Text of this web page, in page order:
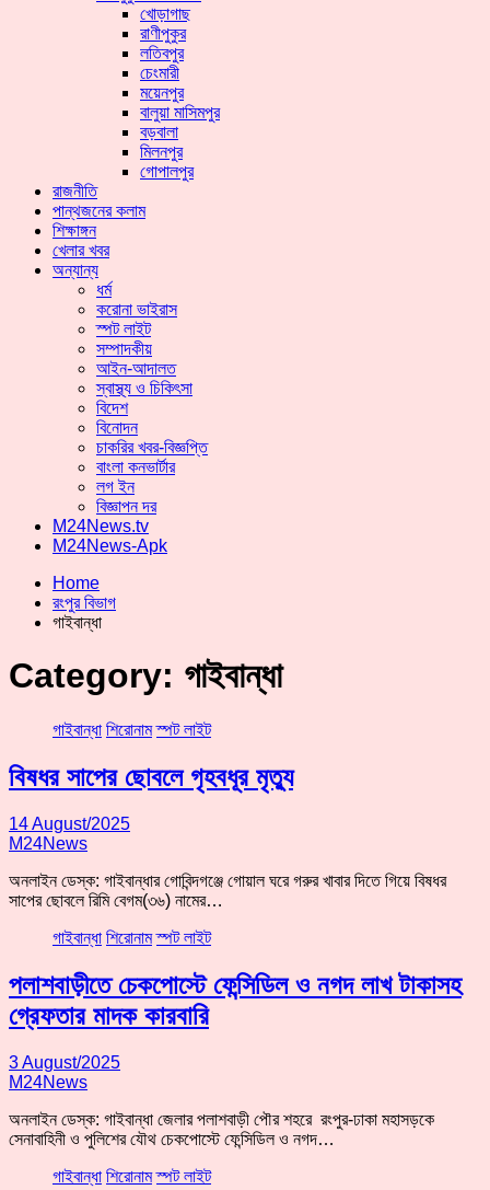
খোড়াগাছ
রাণীপুকুর
লতিবপুর
চেংমারী
ময়েনপুর
বালুয়া মাসিমপুর
বড়বালা
মিলনপুর
গোপালপুর
রাজনীতি
পান্থজনের কলাম
শিক্ষাঙ্গন
খেলার খবর
অন্যান্য
ধর্ম
করোনা ভাইরাস
স্পট লাইট
সম্পাদকীয়
আইন-আদালত
স্বাস্থ্য ও চিকিৎসা
বিদেশ
বিনোদন
চাকরির খবর-বিজ্ঞপ্তি
বাংলা কনভার্টার
লগ ইন
বিজ্ঞাপন দর
M24News.tv
M24News-Apk
Home
রংপুর বিভাগ
গাইবান্ধা
Category: গাইবান্ধা
গাইবান্ধা শিরোনাম স্পট লাইট
বিষধর সাপের ছোবলে গৃহবধূর মৃত্যু
14 August/2025
M24News
অনলাইন ডেস্ক: গাইবান্ধার গোবিন্দগঞ্জে গোয়াল ঘরে গরুর খাবার দিতে গিয়ে বিষধর
সাপের ছোবলে রিমি বেগম(৩৬) নামের…
গাইবান্ধা শিরোনাম স্পট লাইট
পলাশবাড়ীতে চেকপোস্টে ফেন্সিডিল ও নগদ লাখ টাকাসহ
গ্রেফতার মাদক কারবারি
3 August/2025
M24News
অনলাইন ডেস্ক: গাইবান্ধা জেলার পলাশবাড়ী পৌর শহরে রংপুর-ঢাকা মহাসড়কে
সেনাবাহিনী ও পুলিশের যৌথ চেকপোস্টে ফেন্সিডিল ও নগদ…
গাইবান্ধা শিরোনাম স্পট লাইট